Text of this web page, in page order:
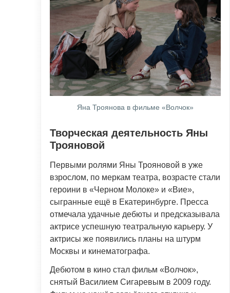
Яна Троянова в фильме «Волчок»
Творческая деятельность Яны
Трояновой
Первыми ролями Яны Трояновой в уже
взрослом, по меркам театра, возрасте стали
героини в «Черном Молоке» и «Вие»,
сыгранные ещё в Екатеринбурге. Пресса
отмечала удачные дебюты и предсказывала
актрисе успешную театральную карьеру. У
актрисы же появились планы на штурм
Москвы и кинематографа.
Дебютом в кино стал фильм «Волчок»,
снятый Василием Сигаревым в 2009 году.